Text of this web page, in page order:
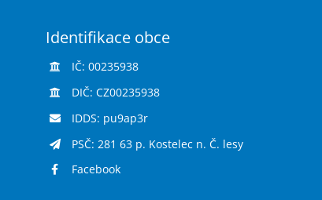
Identifikace obce
IČ: 00235938
DIČ: CZ00235938
IDDS: pu9ap3r
PSČ: 281 63 p. Kostelec n. Č. lesy
Facebook